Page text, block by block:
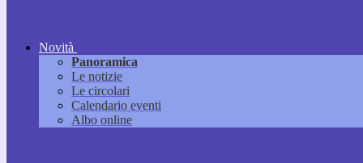
Novità
Panoramica
Le notizie
Le circolari
Calendario eventi
Albo online